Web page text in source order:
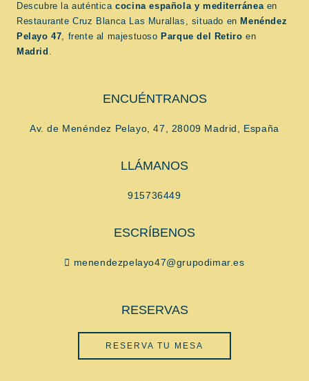
Descubre la auténticacocina española y mediterráneaen
Restaurante Cruz Blanca Las Murallas, situado en Menéndez
Pelayo 47, frente al majestuoso Parque del Retiro en
Madrid .
ENCUÉNTRANOS
Av. de Menéndez Pelayo, 47, 28009 Madrid, España
LLÁMANOS
915736449
ESCRÍBENOS
menendezpelayo47@grupodimar.es
RESERVAS
RESERVA TU MESA